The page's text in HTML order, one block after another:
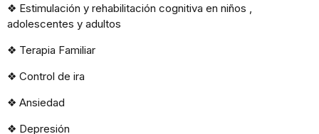
❖ Estimulación y rehabilitación cognitiva en niños ,
adolescentes y adultos
❖ Terapia Familiar
❖ Control de ira
❖ Ansiedad
❖ Depresión